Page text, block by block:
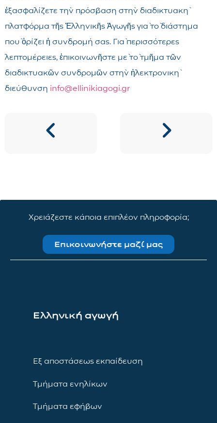
ἐξασφαλίζετε τὴν πρόσβαση στὴν διαδικτυακὴ
πλατφόρμα τῆς Ἑλληνικῆς Ἀγωγῆς γιὰ τὸ διάστημα
ποὺ ὁρίζει ἡ συνδρομή σας. Γιὰ περισσότερες
λεπτομέρειες, ἐπικοινωνῆστε μὲ τὸ τμῆμα τῶν
διαδικτυακῶν συνδρομῶν στὴν ἠλεκτρονικὴ
διεύθυνση info@ellinikiagogi.gr
Χρειάζεστε κάποια επιπλέον πληροφορία;
Επικοινωνήστε μαζί μας
Ελληνική αγωγή
Εξ αποστάσεως εκπαίδευση
Τμήματα ενηλίκων
Τμήματα εφήβων